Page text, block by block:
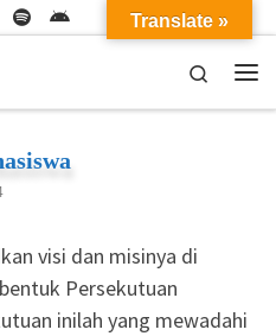
Search
visi dan misinya di
Persekutuan
inilah yang mewadahi
Translate »